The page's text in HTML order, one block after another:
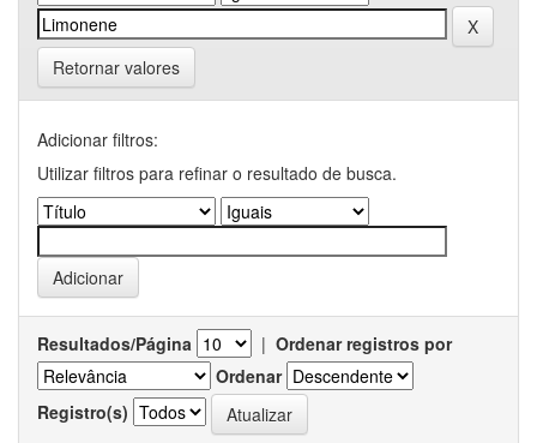
Retornar valores
Adicionar filtros:
Utilizar filtros para refinar o resultado de busca.
Resultados/Página | Ordenar registros por
Ordenar
Registro(s)